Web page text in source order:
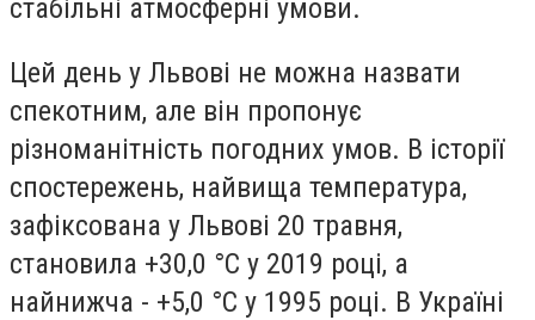
стабільні атмосферні умови.
Цей день у Львові не можна назвати
спекотним, але він пропонує
різноманітність погодних умов. В історії
спостережень, найвища температура,
зафіксована у Львові 20 травня,
становила +30,0 °С у 2019 році, а
найнижча - +5,0 °С у 1995 році. В Україні